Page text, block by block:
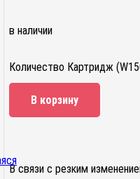
в наличии
Количество Картридж
В корзину
В связи с резким